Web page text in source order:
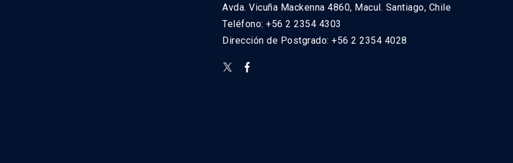
Avda. Vicuña Mackenna 4860, Macul. Santiago, Chile
Teléfono: +56 2 2354 4303
Dirección de Postgrado: +56 2 2354 4028